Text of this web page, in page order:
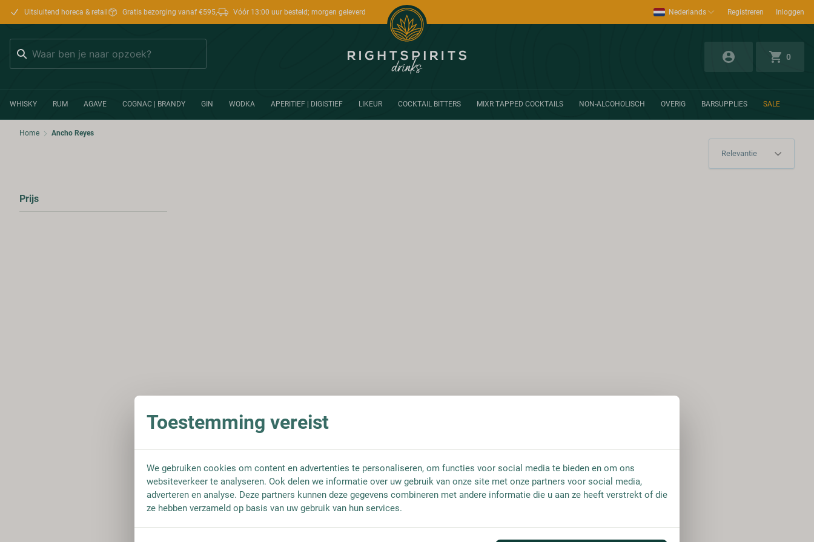
Uitsluitend horeca & retail Gratis bezorging vanaf €595,- Vóór 13:00 uur besteld; morgen geleverd Nederlands Registreren Inloggen
0
WHISKY RUM AGAVE COGNAC | BRANDY GIN WODKA APERITIEF | DIGISTIEF LIKEUR COCKTAIL BITTERS MIXR TAPPED COCKTAILS NON-ALCOHOLISCH OVERIG BARSUPPLIES SALE
Home Ancho Reyes
Prijs
Toestemming vereist
We gebruiken cookies om content en advertenties te personaliseren, om functies voor social media te bieden en om ons
websiteverkeer te analyseren. Ook delen we informatie over uw gebruik van onze site met onze partners voor social media,
adverteren en analyse. Deze partners kunnen deze gegevens combineren met andere informatie die u aan ze heeft verstrekt of die
ze hebben verzameld op basis van uw gebruik van hun services.